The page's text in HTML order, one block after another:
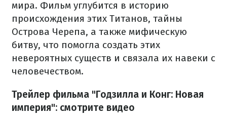
мира. Фильм углубится в историю
происхождения этих Титанов, тайны
Острова Черепа, а также мифическую
битву, что помогла создать этих
невероятных существ и связала их навеки с
человечеством.
Трейлер фильма "Годзилла и Конг: Новая
империя": смотрите видео